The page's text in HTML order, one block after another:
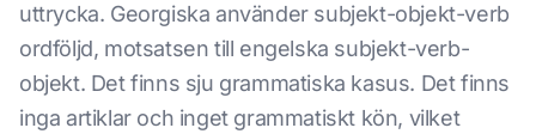
uttrycka. Georgiska använder subjekt-objekt-verb
ordföljd, motsatsen till engelska subjekt-verb-
objekt. Det finns sju grammatiska kasus. Det finns
inga artiklar och inget grammatiskt kön, vilket